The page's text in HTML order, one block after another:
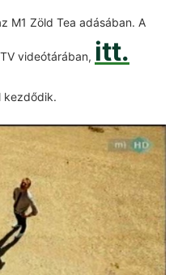
M1 Zöld Tea adásában. A
videótárában, itt.
kezdődik.